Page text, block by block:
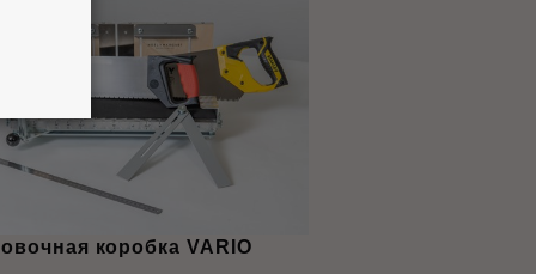
коробка VARIO